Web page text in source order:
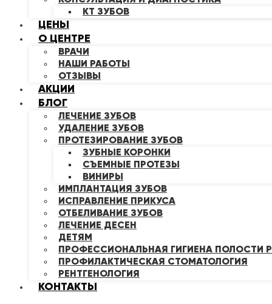
КТ ЗУБОВ
ЦЕНЫ
О ЦЕНТРЕ
ВРАЧИ
НАШИ РАБОТЫ
ОТЗЫВЫ
АКЦИИ
БЛОГ
ЛЕЧЕНИЕ ЗУБОВ
УДАЛЕНИЕ ЗУБОВ
ПРОТЕЗИРОВАНИЕ ЗУБОВ
ЗУБНЫЕ КОРОНКИ
СЪЕМНЫЕ ПРОТЕЗЫ
ВИНИРЫ
ИМПЛАНТАЦИЯ ЗУБОВ
ИСПРАВЛЕНИЕ ПРИКУСА
ОТБЕЛИВАНИЕ ЗУБОВ
ЛЕЧЕНИЕ ДЕСЕН
ДЕТЯМ
ПРОФЕССИОНАЛЬНАЯ ГИГИЕНА ПОЛОСТИ
ПРОФИЛАКТИЧЕСКАЯ СТОМАТОЛОГИЯ
РЕНТГЕНОЛОГИЯ
КОНТАКТЫ